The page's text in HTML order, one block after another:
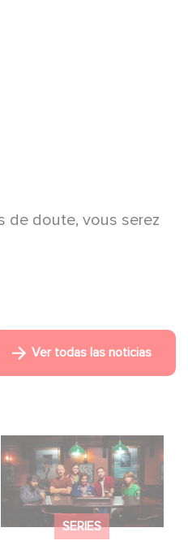
de doute, vous serez
Ver todas las noticias
SERIES
When Broken Hearts
Want Revenge:
Welcome to The
Revenge Club